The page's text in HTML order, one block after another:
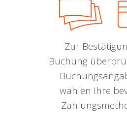
Zur
Buchung
wählen Ihre